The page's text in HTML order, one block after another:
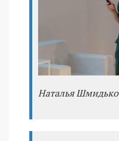
Наталья Шмидько